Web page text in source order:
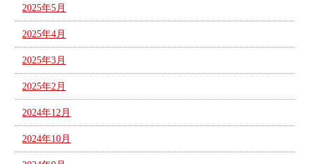
2025年5月
2025年4月
2025年3月
2025年2月
2024年12月
2024年10月